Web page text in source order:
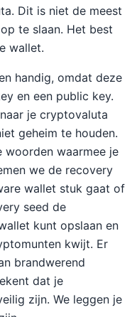
Dit is niet de meest
te slaan. Het best
wallet.
handig, omdat deze
en een public key.
je cryptovaluta
geheim te houden.
woorden waarmee je
we de recovery
wallet stuk gaat of
seed de
kunt opslaan en
kwijt. Er
brandwerend
dat je
zijn. We leggen je